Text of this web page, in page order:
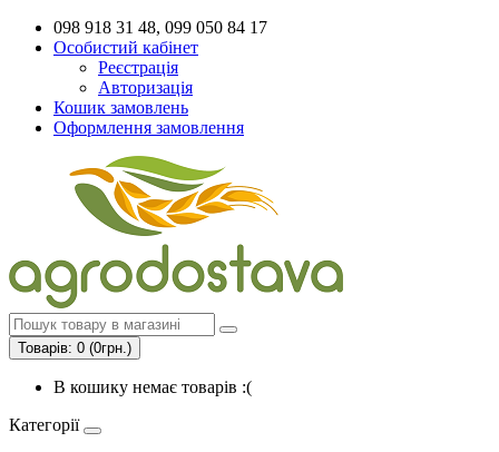
098 918 31 48, 099 050 84 17
Особистий кабінет
Реєстрація
Авторизація
Кошик замовлень
Оформлення замовлення
Товарів: 0 (0грн.)
В кошику немає товарів :(
Категорії